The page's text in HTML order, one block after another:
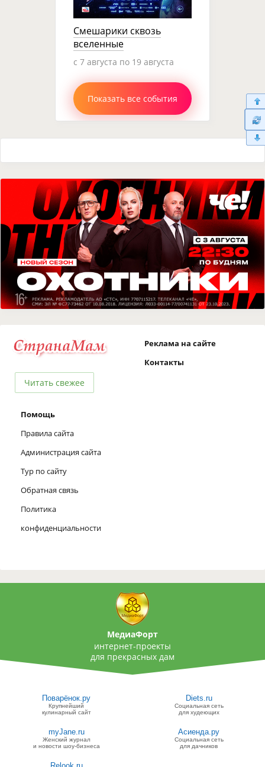
Смешарики сквозь
вселенные
c 7 августа по 19 августа
Показать все события
Читать свежее
Реклама на сайте
Контакты
Помощь
Правила сайта
Администрация сайта
Тур по сайту
Обратная связь
Политика
конфиденциальности
МедиаФорт
интернет-проекты
для прекрасных дам
Поварёнок.ру
Крупнейший
кулинарный сайт
Diets.ru
Социальная сеть
для худеющих
myJane.ru
Женский журнал
и новости шоу-бизнеса
Асиенда.ру
Социальная сеть
для дачников